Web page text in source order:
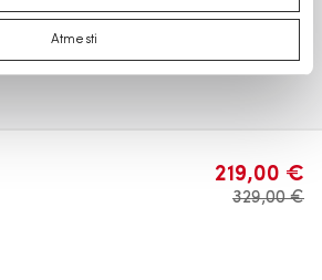
Atmesti
219,00 €
329,00 €